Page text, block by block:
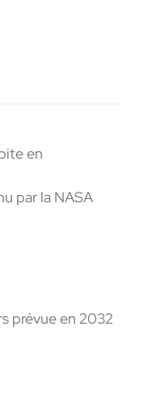
en
par la NASA
prévue en 2032